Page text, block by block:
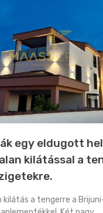
egy eldugott
kilátással a
kilátás a tengerre a